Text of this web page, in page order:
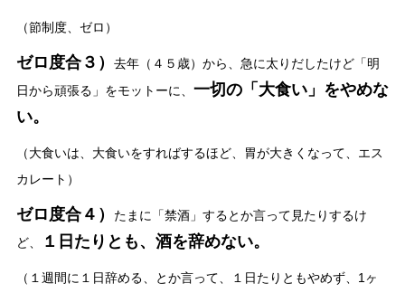
（節制度、ゼロ）
ゼロ度合３）
去年（４５歳）から、急に太りだしたけど「明
日から頑張る」をモットーに、 一切の「大食い」をやめな
い。
（大食いは、大食いをすればするほど、胃が大きくなって、エス
カレート）
ゼロ度合４）
たまに「禁酒」するとか言って見たりするけ
ど、
１日たりとも、酒を辞めない。
（１週間に１日辞める、とか言って、１日たりともやめず、1ヶ